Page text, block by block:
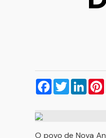
Facebook
Twitter
O povo de Nova